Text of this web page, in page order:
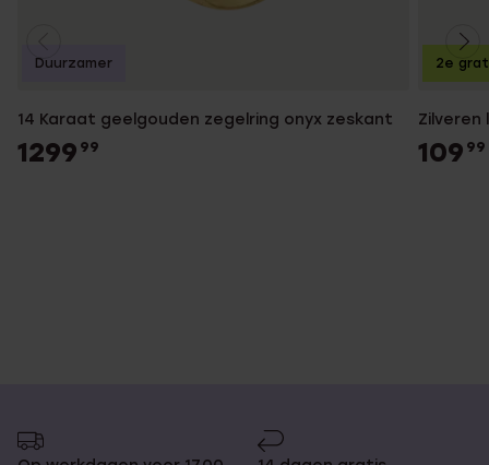
14 Karaat geelgouden zegelring onyx zeskant
1299 99
Duurzamer
109 99
2e